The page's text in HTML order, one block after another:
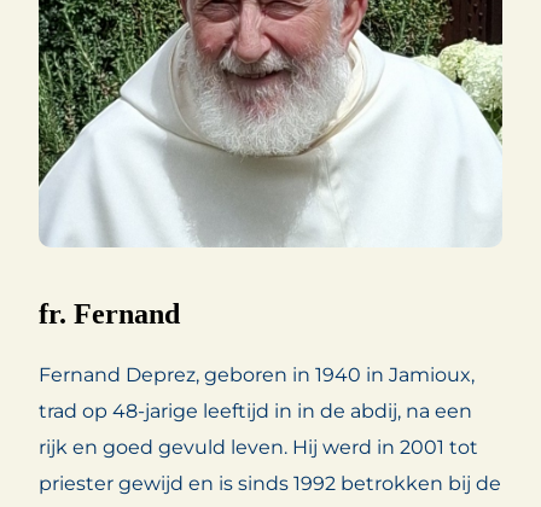
fr. Fernand
Fernand Deprez, geboren in 1940 in Jamioux,
trad op 48-jarige leeftijd in in de abdij, na een
rijk en goed gevuld leven. Hij werd in 2001 tot
priester gewijd en is sinds 1992 betrokken bij de